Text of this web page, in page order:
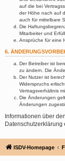
auf die bei
der Höhe nach auf
auch für mittelbare
Die
Mitarbeiter und
Ansprüche für eine
6.
Der Betreiber ist
zu ändern. Die
Der Nutzer ist
Widerspruchs
Vertragsverhältnis
Die Änderungen
Änderungen
Informationen über
Datenschutzerklärung
ISDV-Homepage